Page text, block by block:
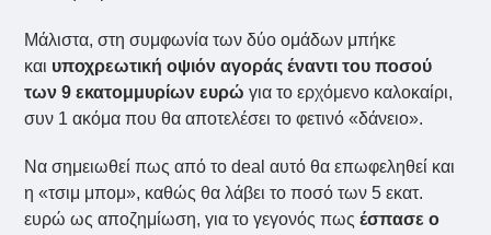
Μάλιστα, στη συμφωνία των δύο ομάδων μπήκε
και υποχρεωτική οψιόν αγοράς έναντι του ποσού
των 9 εκατομμυρίων ευρώ για το ερχόμενο καλοκαίρι,
συν 1 ακόμα που θα αποτελέσει το φετινό «δάνειο».
Να σημειωθεί πως από το deal αυτό θα επωφεληθεί και
η «τσιμ μπομ», καθώς θα λάβει το ποσό των 5 εκατ.
ευρώ ως αποζημίωση, για το γεγονός πωςέσπασε ο